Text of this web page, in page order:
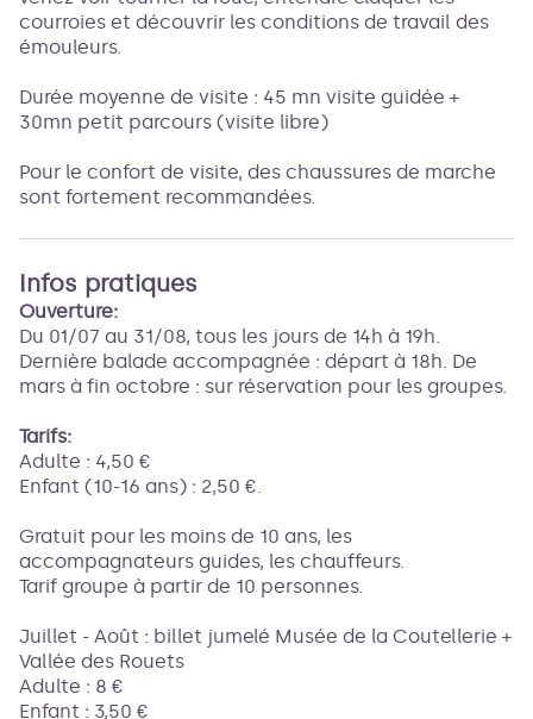
courroies et découvrir les conditions de travail des
émouleurs.
Durée moyenne de visite : 45 mn visite guidée +
30mn petit parcours (visite libre)
Pour le confort de visite, des chaussures de marche
sont fortement recommandées.
Infos pratiques
Ouverture:
Du 01/07 au 31/08, tous les jours de 14h à 19h.
Dernière balade accompagnée : départ à 18h. De
mars à fin octobre : sur réservation pour les groupes.
Tarifs:
Adulte : 4,50 €
Enfant (10-16 ans) : 2,50 €.
Gratuit pour les moins de 10 ans, les
accompagnateurs guides, les chauffeurs.
Tarif groupe à partir de 10 personnes.
Juillet - Août : billet jumelé Musée de la Coutellerie +
Vallée des Rouets
Adulte : 8 €
Enfant : 3,50 €